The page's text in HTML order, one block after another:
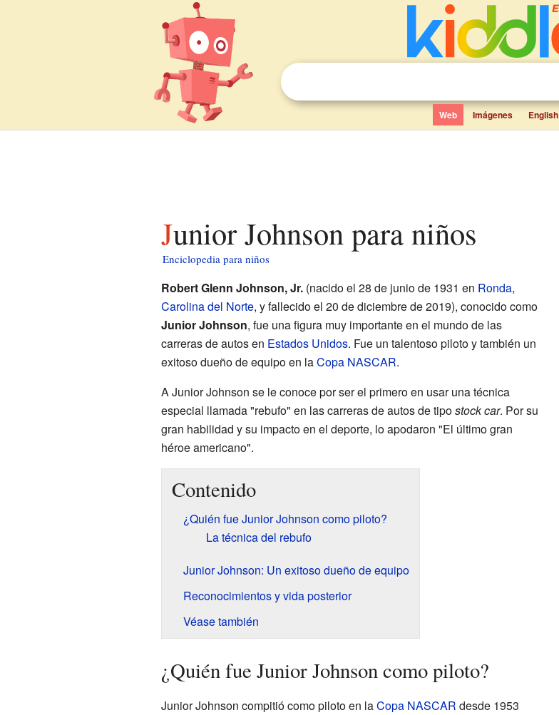
Web Imágenes English
Junior Johnson para niños
Enciclopedia para niños
Robert Glenn Johnson, Jr.(nacido el 28 de junio de 1931 en Ronda,
Carolina del Norte, y fallecido el 20 de diciembre de 2019), conocido como
Junior Johnson, fue una figura muy importante en el mundo de las
carreras de autos en Estados Unidos. Fue un talentoso piloto y también un
exitoso dueño de equipo en laCopa NASCAR.
A Junior Johnson se le conoce por ser el primero en usar una técnica
especial llamada "rebufo" en las carreras de autos de tipostock car. Por su
gran habilidad y su impacto en el deporte, lo apodaron "El último gran
héroe americano".
Contenido
¿Quién fue Junior Johnson como piloto?
La técnica del rebufo
Junior Johnson: Un exitoso dueño de equipo
Reconocimientos y vida posterior
Véase también
¿Quién fue Junior Johnson como piloto?
Junior Johnson compitió como piloto en laCopa NASCAR desde 1953